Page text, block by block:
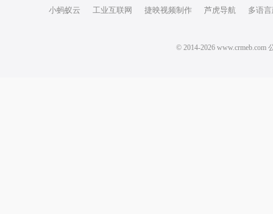
小蚂蚁云
工业互联网 捷映视频制作 芦虎导航 多语
© 2014-2026